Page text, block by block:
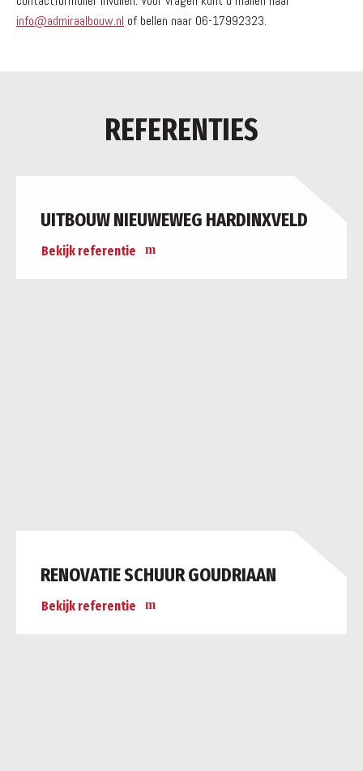
info@admiraalbouw.nl of bellen naar 06-17992323.
REFERENTIES
UITBOUW NIEUWEWEG HARDINXVELD
Bekijk referentie
RENOVATIE SCHUUR GOUDRIAAN
Bekijk referentie